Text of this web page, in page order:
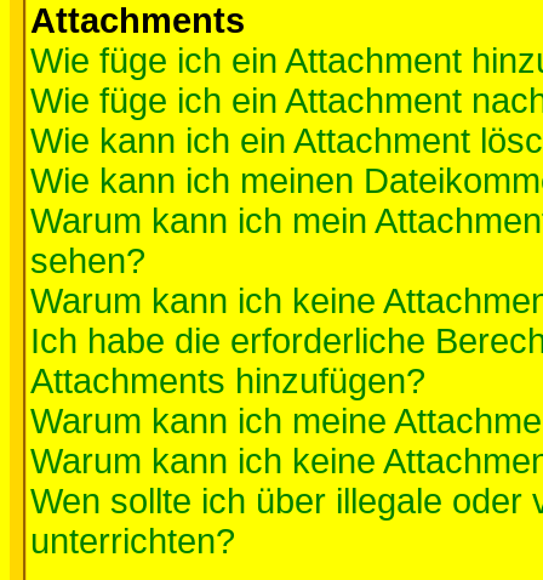
Attachments
Wie füge ich ein Attachment
Wie füge ich ein Attachment
Wie kann ich ein Attachment
Wie kann ich meinen
Warum kann ich mein
sehen?
Warum kann ich keine
Ich habe die erforderliche
Attachments hinzufügen?
Warum kann ich meine
Warum kann ich keine
Wen sollte ich über illegale oder
unterrichten?